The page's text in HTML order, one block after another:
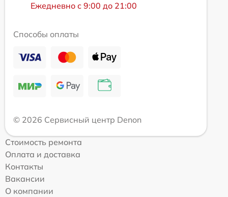
Ежедневно с 9:00 до 21:00
Способы оплаты
© 2026 Сервисный центр Denon
Стоимость ремонта
Оплата и доставка
Контакты
Вакансии
О компании